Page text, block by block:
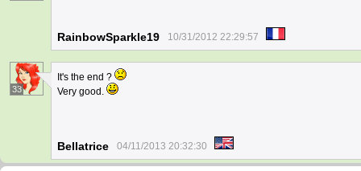
RainbowSparkle19 10/31/2012 22:29:57
33
It's the end ?
Very good.
Bellatrice 04/11/2013 20:32:30